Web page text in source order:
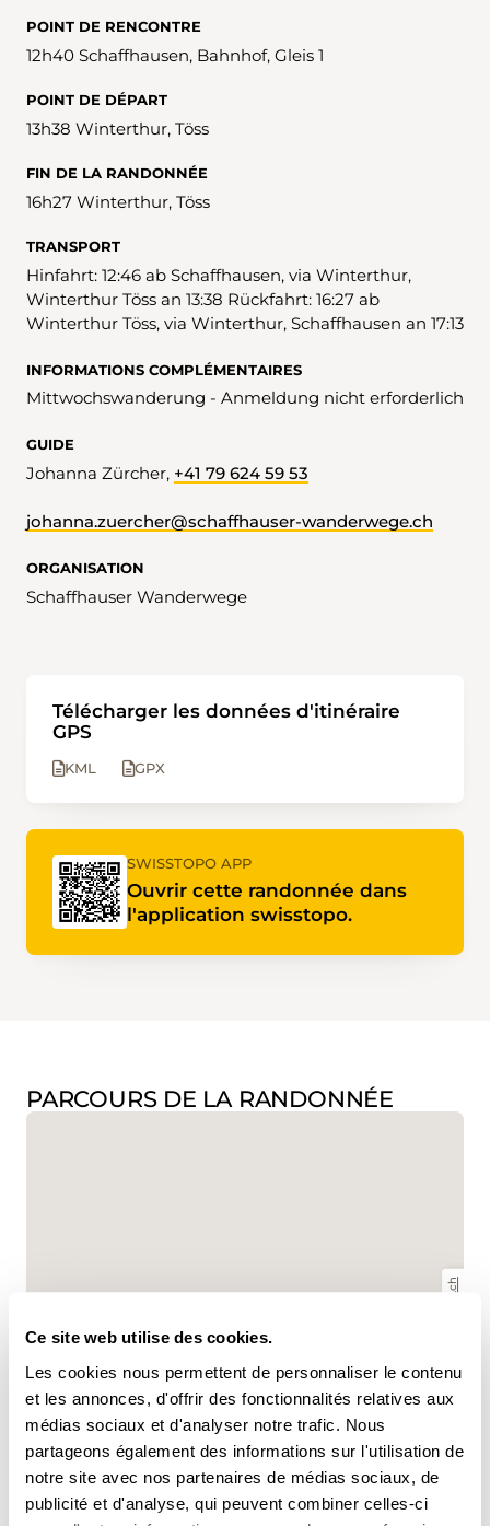
Ce site web utilise des cookies.
Les cookies nous permettent de personnaliser le contenu
et les annonces, d'offrir des fonctionnalités relatives aux
médias sociaux et d'analyser notre trafic. Nous
partageons également des informations sur l'utilisation de
notre site avec nos partenaires de médias sociaux, de
publicité et d'analyse, qui peuvent combiner celles-ci
POINT DE RENCONTRE
12h40 Schaffhausen, Bahnhof, Gleis 1
POINT DE DÉPART
13h38 Winterthur, Töss
FIN DE LA RANDONNÉE
16h27 Winterthur, Töss
TRANSPORT
Hinfahrt: 12:46 ab Schaffhausen, via Winterthur,
Winterthur Töss an 13:38 Rückfahrt: 16:27 ab
Winterthur Töss, via Winterthur, Schaffhausen an 17:13
INFORMATIONS COMPLÉMENTAIRES
Mittwochswanderung - Anmeldung nicht erforderlich
GUIDE
Johanna Zürcher, +41 79 624 59 53
johanna.zuercher@schaffhauser-wanderwege.ch
ORGANISATION
Schaffhauser Wanderwege
Télécharger les données d'itinéraire
GPS
KML GPX
SWISSTOPO APP
Ouvrir cette randonnée dans
l'application swisstopo.
PARCOURS DE LA RANDONNÉE
www.suisse-rando.ch